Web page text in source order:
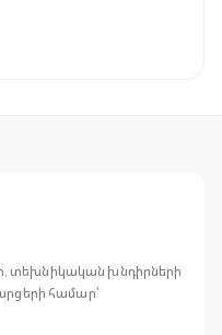
տեխնիկական խնդիրների
համար՝